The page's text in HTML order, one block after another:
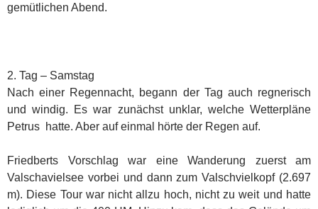
gemütlichen Abend.
2. Tag – Samstag
Nach einer Regennacht, begann der Tag auch regnerisch
und windig. Es war zunächst unklar, welche Wetterpläne
Petrus hatte. Aber auf einmal hörte der Regen auf.
Friedberts Vorschlag war eine Wanderung zuerst am
Valschavielsee vorbei und dann zum Valschvielkopf (2.697
m). Diese Tour war nicht allzu hoch, nicht zu weit und hatte